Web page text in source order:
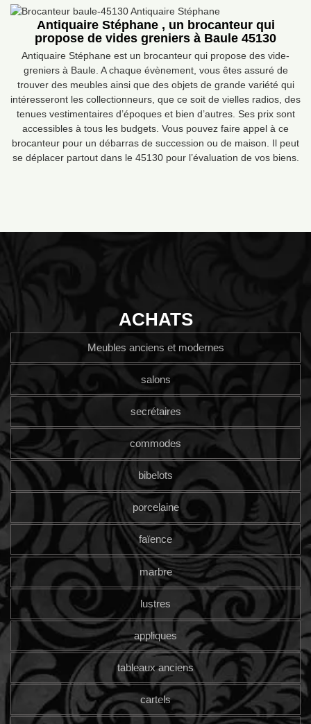
Antiquaire Stéphane , un brocanteur qui
propose de vides greniers à Baule 45130
Antiquaire Stéphane est un brocanteur qui propose des vide-
greniers à Baule. A chaque évènement, vous êtes assuré de
trouver des meubles ainsi que des objets de grande variété qui
intéresseront les collectionneurs, que ce soit de vielles radios, des
tenues vestimentaires d’époques et bien d’autres. Ses prix sont
accessibles à tous les budgets. Vous pouvez faire appel à ce
brocanteur pour un débarras de succession ou de maison. Il peut
se déplacer partout dans le 45130 pour l’évaluation de vos biens.
ACHATS
Meubles anciens et modernes
salons
secrétaires
commodes
bibelots
porcelaine
faïence
marbre
lustres
appliques
tableaux anciens
cartels